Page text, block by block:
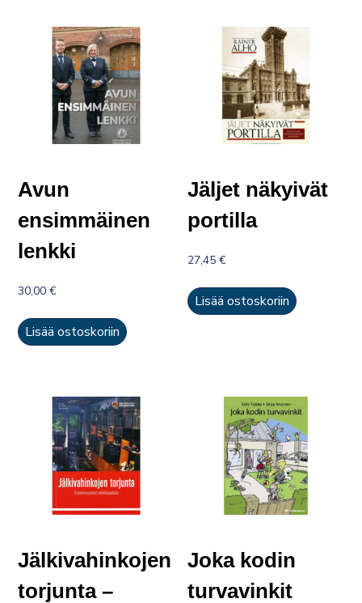
Avun
ensimmäinen
lenkki
30,00€
Lisää ostoskoriin
Jäljet näkyivät
portilla
27,45€
Lisää ostoskoriin
Jälkivahinkojen
torjunta –
Joka kodin
turvavinkit